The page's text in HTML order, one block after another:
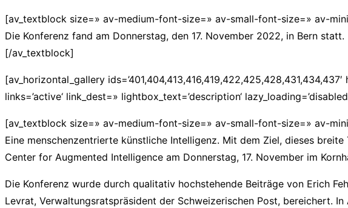
[av_textblock size=» av-medium-font-size=» av-small-font-size=» av-
Die Konferenz fand am Donnerstag, den 17. November 2022, in Bern statt.
[/av_textblock]
[av_horizontal_gallery
links=’active‘ link_dest=» lightbox_text=’description‘
[av_textblock size=» av-medium-font-size=» av-small-font-size=» av-
Eine menschenzentrierte künstliche Intelligenz. Mit dem Ziel, dieses
Center for Augmented Intelligence am Donnerstag, 17. November im
Die Konferenz wurde durch qualitativ hochstehende Beiträge von Erich
Levrat, Verwaltungsratspräsident der Schweizerischen Post, bereichert.